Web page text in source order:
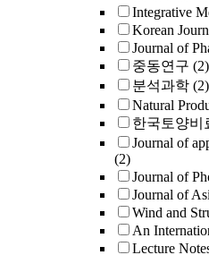
Integrative
Korean
Journal of
중동연구 (2)
분석과학 (2)
Natural
한국토양비
Journal of
(2)
Journal of
Journal of
Wind and
An
Lecture